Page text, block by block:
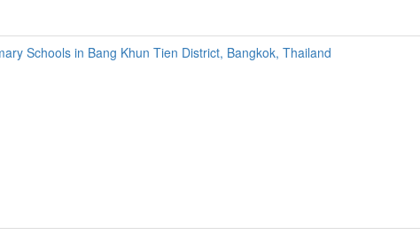
Schools in Bang Khun Tien District, Bangkok, Thailand